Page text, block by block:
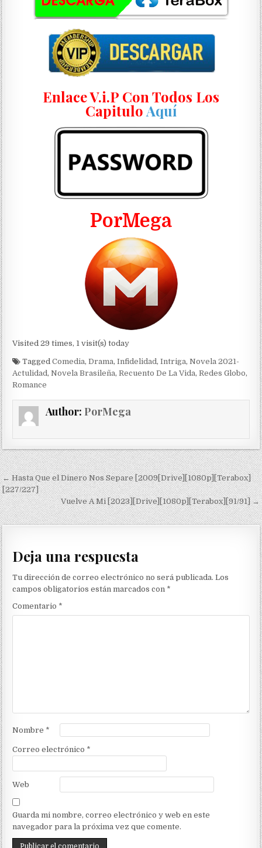
Enlace V.i.P Con Todos Los
CapituloAquí
PorMega
Visited 29 times, 1 visit(s) today
TaggedComedia,Drama,Infidelidad ,Intriga,Novela 2021-
Actulidad ,Novela Brasileña,Recuento De La Vida,Redes Globo,
Romance
Author: PorMega
Navegación de entradas
← Hasta Que el Dinero Nos Separe [2009[Drive][1080p][Terabox]
[227/227]
Vuelve A Mi [2023][Drive][1080p][Terabox][91/91] →
Deja una respuesta
Tu dirección de correo electrónico no será publicada. Los
campos obligatorios están marcados con *
Comentario *
Nombre *
Correo electrónico *
Web
Guarda mi nombre, correo electrónico y web en este
navegador para la próxima vez que comente.